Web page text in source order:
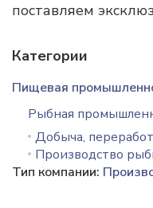
поставляем
Категории
Пищевая
Рыбная
Добыча,
Производство
Тип компании: